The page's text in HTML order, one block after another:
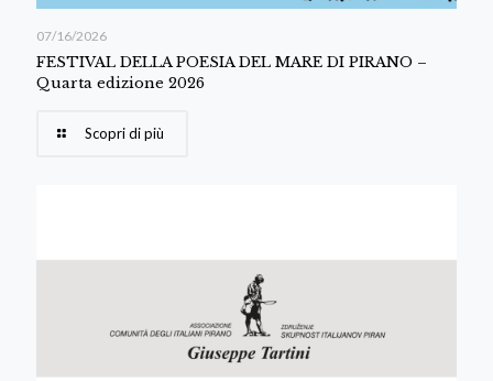
07/16/2026
FESTIVAL DELLA POESIA DEL MARE DI PIRANO –
Quarta edizione 2026
Scopri di più